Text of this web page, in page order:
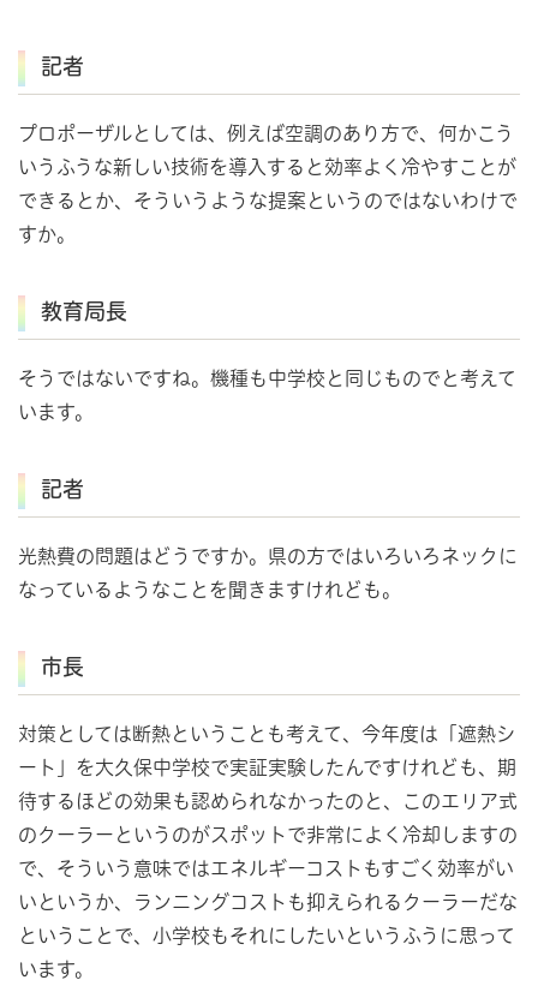
記者
プロポーザルとしては、例えば空調のあり方で、何かこう
いうふうな新しい技術を導入すると効率よく冷やすことが
できるとか、そういうような提案というのではないわけで
すか。
教育局長
そうではないですね。機種も中学校と同じものでと考えて
います。
記者
光熱費の問題はどうですか。県の方ではいろいろネックに
なっているようなことを聞きますけれども。
市長
対策としては断熱ということも考えて、今年度は「遮熱シ
ート」を大久保中学校で実証実験したんですけれども、期
待するほどの効果も認められなかったのと、このエリア式
のクーラーというのがスポットで非常によく冷却しますの
で、そういう意味ではエネルギーコストもすごく効率がい
いというか、ランニングコストも抑えられるクーラーだな
ということで、小学校もそれにしたいというふうに思って
います。